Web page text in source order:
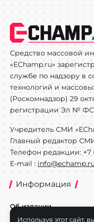
Средство массовой
«EChamp.ru»
службе по надзору в
технологий и
(Роскомнадзор) 29
регистрации Эл №
Учредитель СМИ
Главный редактор
Телефон редакции: +7
E-mail : info@echamp.ru
Информация
Об издании
Используя этот сайт,